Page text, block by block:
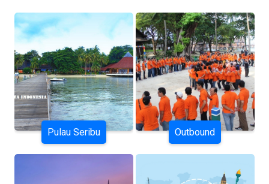
Pulau Seribu Outbound